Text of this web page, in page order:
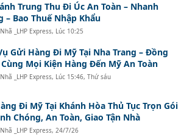
Trung Thu Đi Úc An Toàn – Nhanh
– Bao Thuế Nhập Khẩu
_LHP Express, Lúc 10:25
Gửi Hàng Đi Mỹ Tại Nha Trang – Đồng
Mọi Kiện Hàng Đến Mỹ An Toàn
_LHP Express, Lúc 15:46, Thứ sáu
Đi Mỹ Tại Khánh Hòa Thủ Tục Trọn Gói
Chóng, An Toàn, Giao Tận Nhà
_LHP Express, 24/7/26